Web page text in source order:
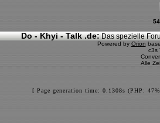
Do - Khyi - Talk .de: Das spezielle
Powered by Orion
c3s
Alle
[ Page generation time: 0.1308s (PHP: